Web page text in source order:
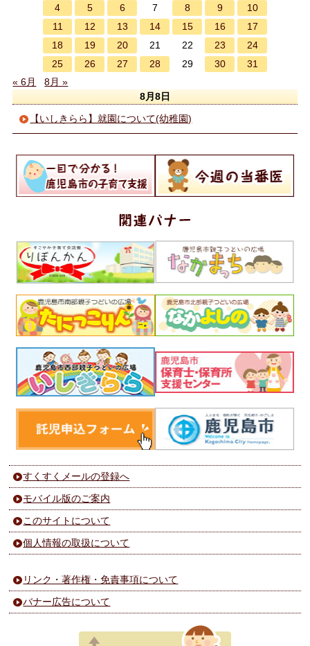
4
5 6 7 8 9
10
11
12 13 14 15 16
17
18
19 20 21 22 23
24
25
26 27 28 29 30
31
« 6月
8月 »
8月8日
【いしきらら】就園について(幼稚園)
すくすくメールの登録へ
モバイル版のご案内
このサイトについて
個人情報の取扱について
リンク・著作権・免責事項について
バナー広告について